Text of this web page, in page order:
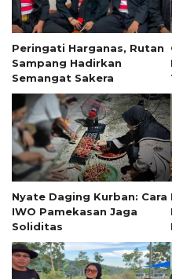
Peringati Harganas, Rutan
Sampang Hadirkan
Semangat Sakera
Nyate Daging Kurban: Cara
IWO Pamekasan Jaga
Soliditas